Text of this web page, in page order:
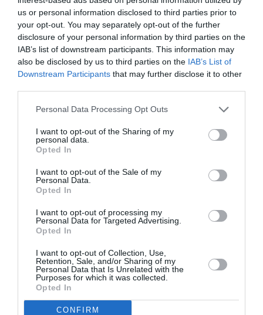
us or personal information disclosed to third parties prior to
your opt-out. You may separately opt-out of the further
disclosure of your personal information by third parties on the
IAB’s list of downstream participants. This information may
also be disclosed by us to third parties on the IAB’s List of
Downstream Participants that may further disclose it to other
Personal Data Processing Opt Outs
I want to opt-out of the Sharing of my
personal data.
Opted In
I want to opt-out of the Sale of my
Personal Data.
Opted In
I want to opt-out of processing my
Personal Data for Targeted Advertising.
Opted In
I want to opt-out of Collection, Use,
Retention, Sale, and/or Sharing of my
Personal Data that Is Unrelated with the
Purposes for which it was collected.
Opted In
CONFIRM
Σταύρος Ξαρχάκος:
Ταξίδι στο φως στο
Θέατρο Λυκαβηττού
Η Μουσική
Τεχνόπολη 2026
υποδέχεται έναν
συναυλιακό
Σεπτέμβριο!
Νατάσσα
Μποφίλιου στο
Αρχαίο Θέατρο Δίου
Μονή Λαζαριστών!
Δημοφιλή Άρθρα